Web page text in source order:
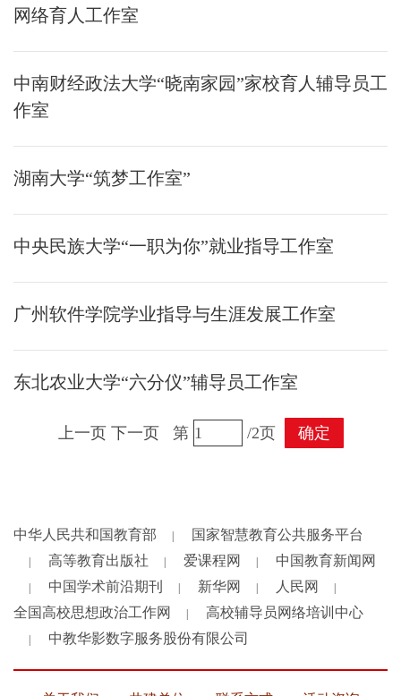
网络育人工作室
中南财经政法大学“晓南家园”家校育人辅导员工
作室
湖南大学“筑梦工作室”
中央民族大学“一职为你”就业指导工作室
广州软件学院学业指导与生涯发展工作室
东北农业大学“六分仪”辅导员工作室
上一页 下一页 第 /2页 确定
中华人民共和国教育部 国家智慧教育公共服务平台
高等教育出版社 爱课程网 中国教育新闻网
中国学术前沿期刊 新华网 人民网
全国高校思想政治工作网 高校辅导员网络培训中心
中教华影数字服务股份有限公司